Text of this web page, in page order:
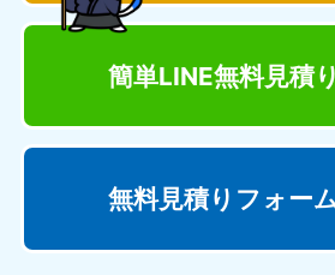
簡単LINE無料見積り
無料見積りフォー